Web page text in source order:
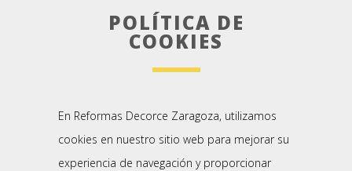
POLÍTICA DE
COOKIES
En Reformas Decorce Zaragoza, utilizamos
cookies en nuestro sitio web para mejorar su
experiencia de navegación y proporcionar